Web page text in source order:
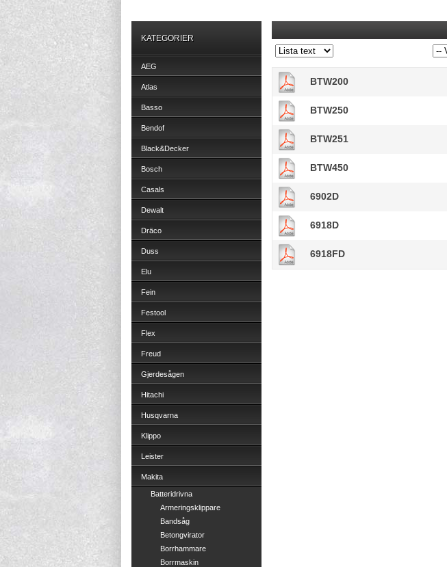
KATEGORIER
AEG
Atlas
Basso
Bendof
Black&Decker
Bosch
Casals
Dewalt
Dräco
Duss
Elu
Fein
Festool
Flex
Freud
Gjerdesågen
Hitachi
Husqvarna
Klippo
Leister
Makita
Batteridrivna
Armeringsklippare
Bandsåg
Betongvirator
Borrhammare
Borrmaskin
BTW200
BTW250
BTW251
BTW450
6902D
6918D
6918FD